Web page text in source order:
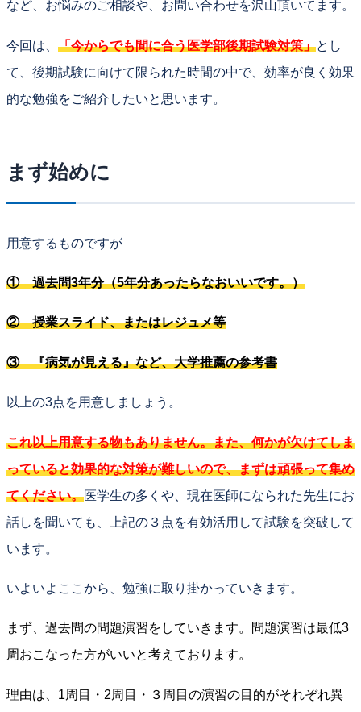
など、お悩みのご相談や、お問い合わせを沢山頂いてます。
今回は、 「今からでも間に合う医学部後期試験対策」とし
て、後期試験に向けて限られた時間の中で、効率が良く効果
的な勉強をご紹介したいと思います。
まず始めに
用意するものですが
① 過去問3年分（5年分あったらなおいいです。）
② 授業スライド、またはレジュメ等
③ 『病気が見える』など、大学推薦の参考書
以上の3点を用意しましょう。
これ以上用意する物もありません。また、何かが欠けてしま
っていると効果的な対策が難しいので、まずは頑張って集め
てください。医学生の多くや、現在医師になられた先生にお
話しを聞いても、上記の３点を有効活用して試験を突破して
います。
いよいよここから、勉強に取り掛かっていきます。
まず、過去問の問題演習をしていきます。問題演習は最低3
周おこなった方がいいと考えております。
理由は、1周目・2周目・３周目の演習の目的がそれぞれ異